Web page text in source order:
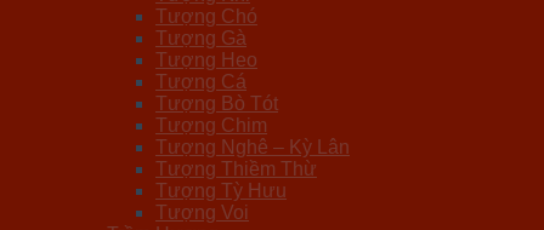
Tượng Chó
Tượng Gà
Tượng Heo
Tượng Cá
Tượng Bò Tót
Tượng Chim
Tượng Nghê – Kỳ Lân
Tượng Thiềm Thừ
Tượng Tỳ Hưu
Tượng Voi